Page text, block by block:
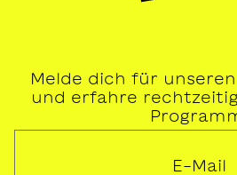
Melde dich für unseren
und erfahre